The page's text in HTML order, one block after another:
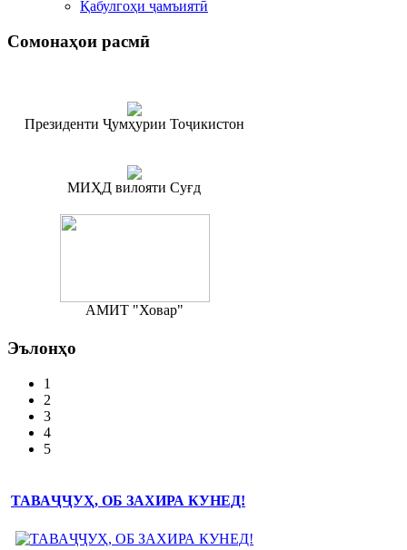
Қабулгоҳи ҷамъиятӣ
Сомонаҳои расмӣ
Президенти Ҷумҳурии Тоҷикистон
МИҲД вилояти Суғд
АМИТ "Ховар"
Эълонҳо
1
2
3
4
5
ТАВАҶҶУҲ, ОБ ЗАХИРА КУНЕД!